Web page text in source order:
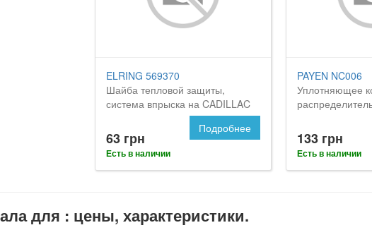
ELRING 569370
Шайба тепловой защиты,
система впрыска на CADILLAC
63 грн
Есть в наличии
Подробнее
PAYEN NC006
Уплотняющее
133 грн
Есть в наличии
для : цены, характеристики.